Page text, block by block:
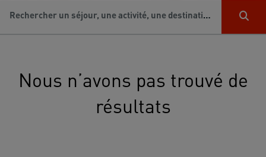
Rechercher un séjour, une activité, une destination...
Nous n’avons pas trouvé de
résultats